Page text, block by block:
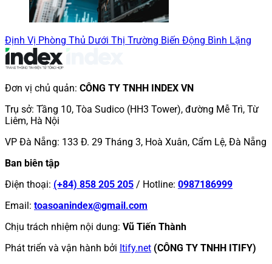
Định Vị Phòng Thủ Dưới Thị Trường Biến Động Bình Lặng
Đơn vị chủ quản: CÔNG TY TNHH INDEX VN
Trụ sở: Tầng 10, Tòa Sudico (HH3 Tower), đường Mễ Trì, Từ
Liêm, Hà Nội
VP Đà Nẵng: 133 Đ. 29 Tháng 3, Hoà Xuân, Cẩm Lệ, Đà Nẵng
Ban biên tập
Điện thoại: (+84) 858 205 205 / Hotline: 0987186999
Email: toasoanindex@gmail.com
Chịu trách nhiệm nội dung: Vũ Tiến Thành
Phát triển và vận hành bởi Itify.net (CÔNG TY TNHH ITIFY)